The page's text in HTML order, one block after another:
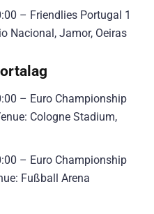
– Friendlies Portugal 1
Nacional, Jamor, Oeiras
– Euro Championship
Cologne Stadium,
– Euro Championship
Fußball Arena